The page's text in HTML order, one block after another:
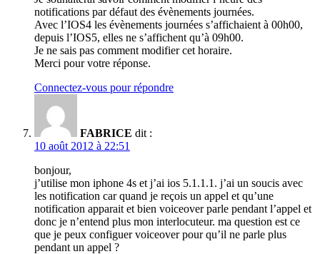
notifications par défaut des évènements journées.
Avec l’IOS4 les évènements journées s’affichaient à 00h00,
depuis l’IOS5, elles ne s’affichent qu’à 09h00.
Je ne sais pas comment modifier cet horaire.
Merci pour votre réponse.
Connectez-vous pour répondre
FABRICE dit :
10 août 2012 à 22:51
bonjour,
j’utilise mon iphone 4s et j’ai ios 5.1.1.1. j’ai un soucis avec
les notification car quand je reçois un appel et qu’une
notification apparait et bien voiceover parle pendant l’appel et
donc je n’entend plus mon interlocuteur. ma question est ce
que je peux configuer voiceover pour qu’il ne parle plus
pendant un appel ?